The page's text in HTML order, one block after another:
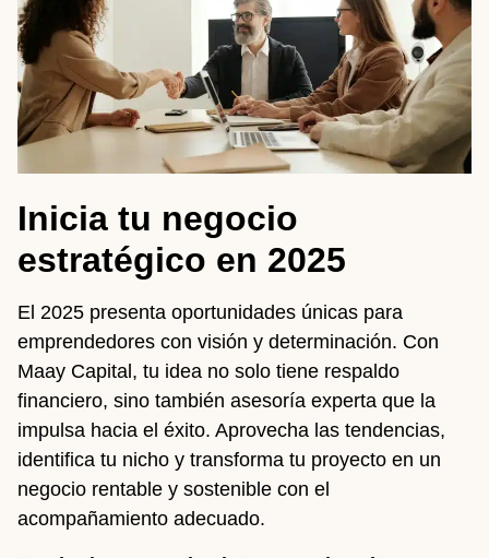
Inicia tu negocio
estratégico en 2025
El 2025 presenta oportunidades únicas para
emprendedores con visión y determinación. Con
Maay Capital, tu idea no solo tiene respaldo
financiero, sino también asesoría experta que la
impulsa hacia el éxito. Aprovecha las tendencias,
identifica tu nicho y transforma tu proyecto en un
negocio rentable y sostenible con el
acompañamiento adecuado.